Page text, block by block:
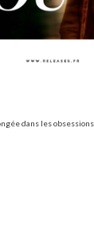
dans les